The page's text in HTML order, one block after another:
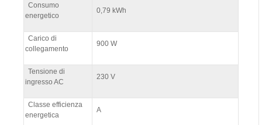
Consumo
energetico
0,79 kWh
Carico di
collegamento
900 W
Tensione di
ingresso AC
230 V
Classe efficienza
energetica
A